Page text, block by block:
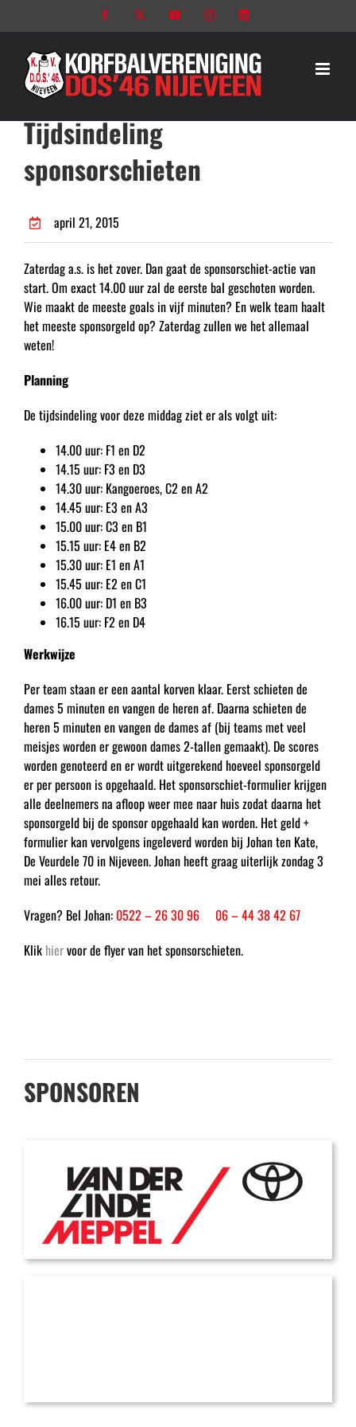
naar
Facebook YouTubeInstagram
Tijdsindeling
sponsorschieten
april 21, 2015
Zaterdag a.s. is het zover. Dan gaat de sponsorschiet-actie van
start. Om exact 14.00 uur zal de eerste bal geschoten worden.
Wie maakt de meeste goals in vijf minuten? En welk team haalt
het meeste sponsorgeld op? Zaterdag zullen we het allemaal
weten!
Planning
De tijdsindeling voor deze middag ziet er als volgt uit:
14.00 uur: F1 en D2
14.15 uur: F3 en D3
14.30 uur: Kangoeroes, C2 en A2
14.45 uur: E3 en A3
15.00 uur: C3 en B1
15.15 uur: E4 en B2
15.30 uur: E1 en A1
15.45 uur: E2 en C1
16.00 uur: D1 en B3
16.15 uur: F2 en D4
Werkwijze
Per team staan er een aantal korven klaar. Eerst schieten de
dames 5 minuten en vangen de heren af. Daarna schieten de
heren 5 minuten en vangen de dames af (bij teams met veel
meisjes worden er gewoon dames 2-tallen gemaakt). De scores
worden genoteerd en er wordt uitgerekend hoeveel sponsorgeld
er per persoon is opgehaald. Het sponsorschiet-formulier krijgen
alle deelnemers na afloop weer mee naar huis zodat daarna het
sponsorgeld bij de sponsor opgehaald kan worden. Het geld +
formulier kan vervolgens ingeleverd worden bij Johan ten Kate,
De Veurdele 70 in Nijeveen. Johan heeft graag uiterlijk zondag 3
mei alles retour.
Vragen? Bel Johan: 0522 – 26 30 96
06 – 44 38 42 67
Klik hiervoor de flyer van het sponsorschieten.
SPONSOREN